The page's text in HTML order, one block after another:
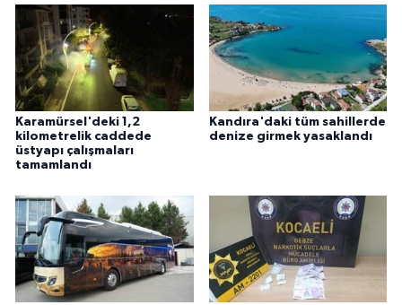
Karamürsel'deki 1,2
kilometrelik caddede
üstyapı çalışmaları
tamamlandı
Kandıra'daki tüm sahillerde
denize girmek yasaklandı